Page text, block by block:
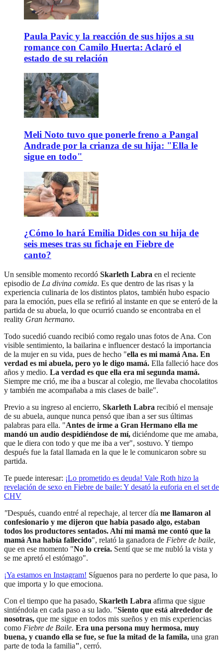
Paula Pavic y la reacción de sus hijos a su
romance con Camilo Huerta: Aclaró el
estado de su relación
Meli Noto tuvo que ponerle freno a Pangal
Andrade por la crianza de su hija: "Ella le
sigue en todo"
¿Cómo lo hará Emilia Dides con su hija de
seis meses tras su fichaje en Fiebre de
canto?
Un sensible momento recordó Skarleth Labra en el reciente
episodio de La divina comida. Es que dentro de las risas y la
experiencia culinaria de los distintos platos, también hubo espacio
para la emoción, pues ella se refirió al instante en que se enteró de la
partida de su abuela, lo que ocurrió cuando se encontraba en el
reality Gran hermano.
Todo sucedió cuando recibió como regalo unas fotos de Ana. Con
visible sentimiento, la bailarina e influencer destacó la importancia
de la mujer en su vida, pues de hecho "ella es mi mamá Ana. En
verdad es mi abuela, pero yo le digo mamá. Ella falleció hace dos
años y medio. La verdad es que ella era mi segunda mamá.
Siempre me crió, me iba a buscar al colegio, me llevaba chocolatitos
y también me acompañaba a mis clases de baile".
Previo a su ingreso al encierro, Skarleth Labra recibió el mensaje
de su abuela, aunque nunca pensó que iban a ser sus últimas
palabras para ella. "Antes de irme a Gran Hermano ella me
mandó un audio despidiéndose de mí, diciéndome que me amaba,
que le diera con todo y que me iba a ver", sostuvo. Y tiempo
después fue la fatal llamada en la que le le comunicaron sobre su
partida.
Te puede interesar: ¡Lo prometido es deuda! Vale Roth hizo la
revelación de sexo en Fiebre de baile: Y desató la euforia en el set de
CHV
"Después, cuando entré al repechaje, al tercer día me llamaron al
confesionario y me dijeron que había pasado algo, estaban
todos los productores sentados. Ahí mi mamá me contó que la
mamá Ana había fallecido", relató la ganadora de Fiebre de baile,
que en ese momento "No lo creía. Sentí que se me nubló la vista y
se me apretó el estómago".
¡Ya estamos en Instagram! Síguenos para no perderte lo que pasa, lo
que importa y lo que emociona.
Con el tiempo que ha pasado, Skarleth Labra afirma que sigue
sintiéndola en cada paso a su lado. "Siento que está alrededor de
nosotras, que me sigue en todos mis sueños y en mis experiencias
como Fiebre de Baile. Era una persona muy hermosa, muy
buena, y cuando ella se fue, se fue la mitad de la famila, una gran
parte de toda la familia", cerró.